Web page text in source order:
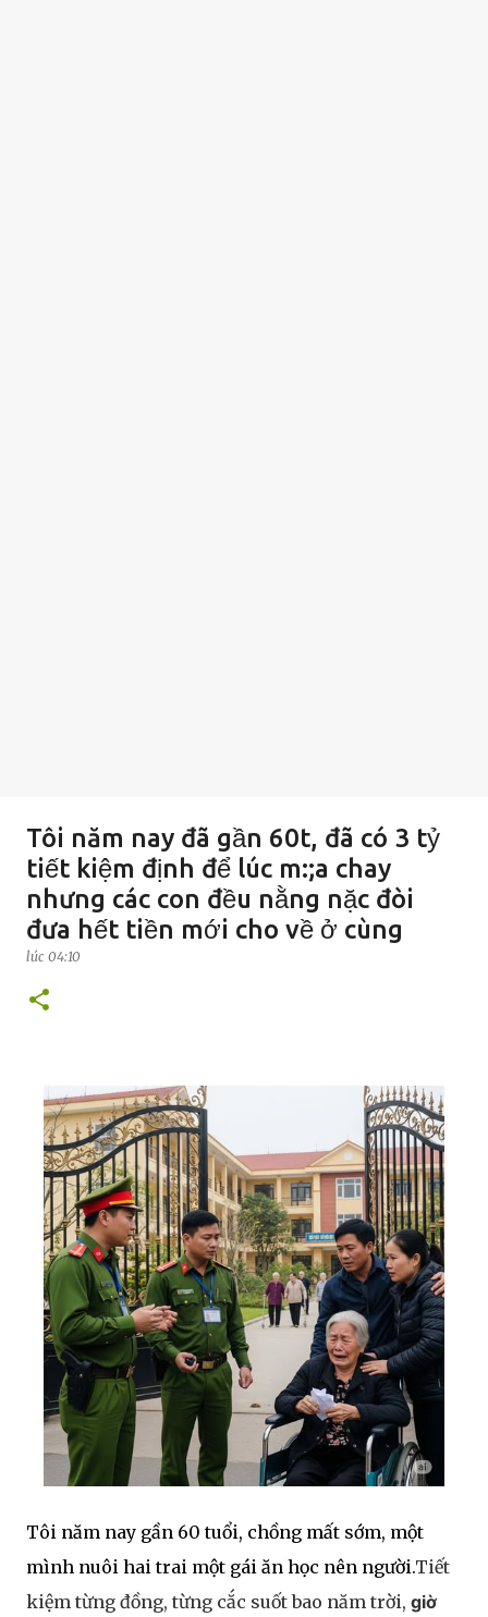
Tôi năm nay đã gần 60t, đã có 3 tỷ
tiết kiệm định để lúc m:;a chay
nhưng các con đều nằng nặc đòi
đưa hết tiền mới cho về ở cùng
lúc 04:10
Tôi năm nay gần 60 tuổi, chồng mất sớm, một
mình nuôi hai trai một gái ăn học nên người.Tiết
kiệm từng đồng, từng cắc suốt bao năm trời, giờ